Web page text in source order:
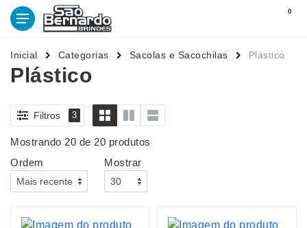
0
Inicial Categorias Sacolas e Sacochilas Plástico
Plástico
Filtros 3
Mostrando 20 de 20 produtos
Ordem
Mostrar